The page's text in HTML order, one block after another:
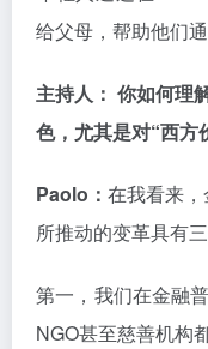
给父母，帮助他们
主持人： 你如何理
色，尤其是对“西方
Paolo： 在我看来
所推动的变革具有三
第一，我们在金融
NGO甚至慈善机